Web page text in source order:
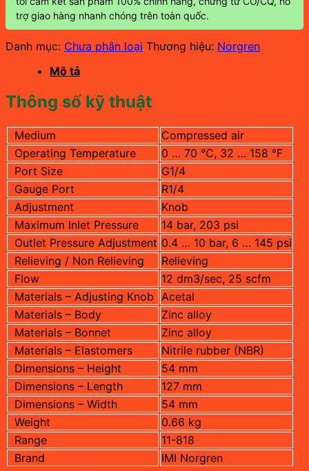
trợ giao hàng nhanh chóng trên toàn quốc.
Danh mục: Chưa phân loại Thương hiệu: Norgren
Mô tả
Thông số kỹ thuật
Medium
Compressed air
Operating Temperature
0 … 70 °C, 32 … 158 °F
Port Size
G1/4
Gauge Port
R1/4
Adjustment
Knob
Maximum Inlet Pressure
14 bar, 203 psi
Outlet Pressure Adjustment 0.4 … 10 bar, 6 … 145 psi
Relieving / Non Relieving
Relieving
Flow
12 dm3/sec, 25 scfm
Materials – Adjusting Knob
Acetal
Materials – Body
Zinc alloy
Materials – Bonnet
Zinc alloy
Materials – Elastomers
Nitrile rubber (NBR)
Dimensions – Height
54 mm
Dimensions – Length
127 mm
Dimensions – Width
54 mm
Weight
0.66 kg
Range
11-818
Brand
IMI Norgren